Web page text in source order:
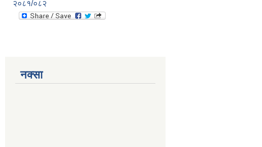
२०८१/०८२
नक्सा